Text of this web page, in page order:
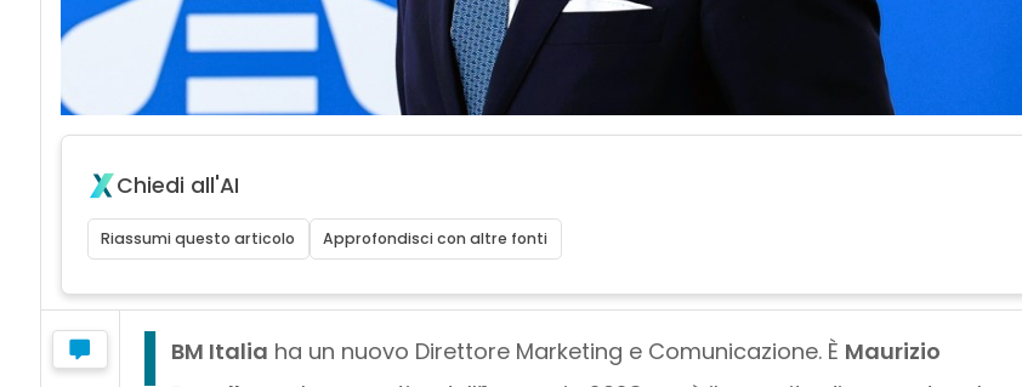
Chiedi all'AI
Riassumi questo articolo Approfondisci con altre fonti
I BM Italia ha un nuovo Direttore Marketing e Comunicazione. È Maurizio